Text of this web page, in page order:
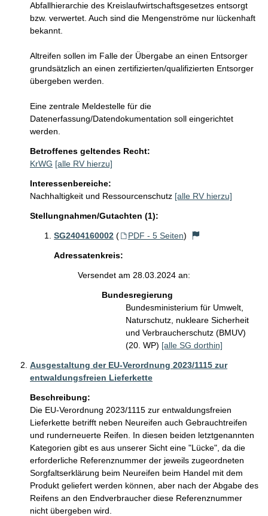
Abfallhierarchie des Kreislaufwirtschaftsgesetzes entsorgt
bzw. verwertet. Auch sind die Mengenströme nur lückenhaft
bekannt.
Altreifen sollen im Falle der Übergabe an einen Entsorger
grundsätzlich an einen zertifizierten/qualifizierten Entsorger
übergeben werden.
Eine zentrale Meldestelle für die
Datenerfassung/Datendokumentation soll eingerichtet
werden.
Betroffenes geltendes Recht:
KrWG [alle RV hierzu]
Interessenbereiche:
Nachhaltigkeit und Ressourcenschutz [alle RV hierzu]
Stellungnahmen/Gutachten (1):
SG2404160002 ( PDF - 5 Seiten)
Adressatenkreis:
Versendet am 28.03.2024 an:
Bundesregierung
Bundesministerium für Umwelt,
Naturschutz, nukleare Sicherheit
und Verbraucherschutz (BMUV)
(20. WP) [alle SG dorthin]
Ausgestaltung der EU-Verordnung 2023/1115 zur
entwaldungsfreien Lieferkette
Beschreibung:
Die EU-Verordnung 2023/1115 zur entwaldungsfreien
Lieferkette betrifft neben Neureifen auch Gebrauchtreifen
und runderneuerte Reifen. In diesen beiden letztgenannten
Kategorien gibt es aus unserer Sicht eine "Lücke", da die
erforderliche Referenznummer der jeweils zugeordneten
Sorgfaltserklärung beim Neureifen beim Handel mit dem
Produkt geliefert werden können, aber nach der Abgabe des
Reifens an den Endverbraucher diese Referenznummer
nicht übergeben wird.